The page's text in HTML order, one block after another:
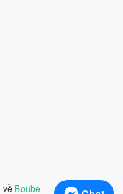
về Boube